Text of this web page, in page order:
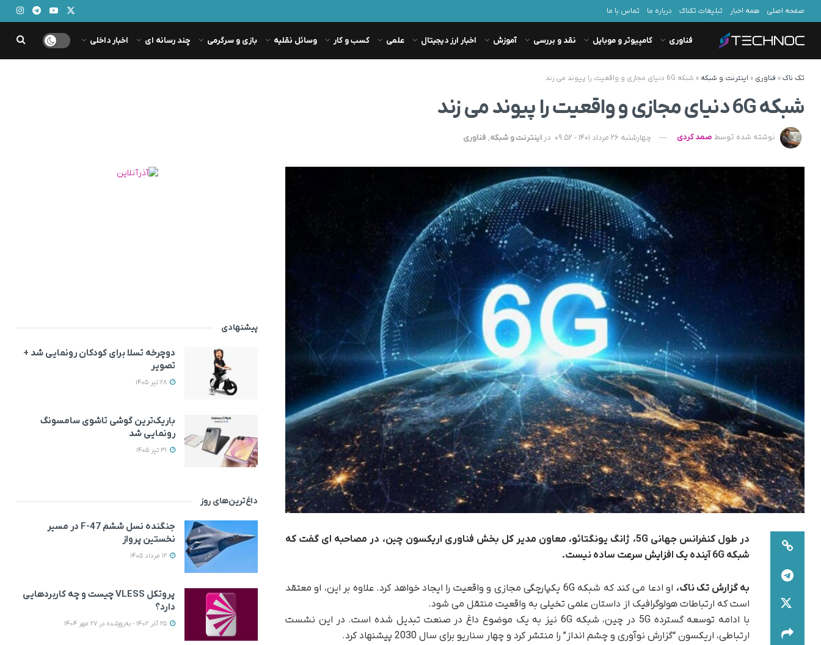
صفحه اصلی همه اخبار تبلیغات تکناک درباره ما تماس با ما
فناوری کامپیوتر و موبایل نقد و بررسی آموزش اخبار ارز دیجیتال علمی کسب و کار وسائل نقلیه بازی و سرگرمی چند رسانه ای اخبار داخلی
تک ناک» فناوری » اینترنت و شبکه » شبکه 6G دنیای مجازی و واقعیت را پیوند می زند
شبکه 6G دنیای مجازی و واقعیت را پیوند می زند
نوشته شده توسط صمد کردی چهارشنبه 26 مرداد 1401 - 09:52 در اینترنت و شبکه, فناوری
در طول کنفرانس جهانی 5G، ژانگ یونگتائو، معاون مدیر کل بخش فناوری اریکسون چین، در مصاحبه ای گفت که
شبکه 6G آینده یک افزایش سرعت ساده نیست.
به گزارش تک ناک،
او ادعا می کند که شبکه 6G یکپارچگی مجازی و واقعیت را ایجاد خواهد کرد. علاوه بر این، او معتقد
است که ارتباطات هولوگرافیک از داستان علمی تخیلی به واقعیت منتقل می شود.
با ادامه توسعه گسترده 5G در چین، شبکه 6G نیز به یک موضوع داغ در صنعت تبدیل شده است. در این نشست
ارتباطی، اریکسون “گزارش نوآوری و چشم انداز” را منتشر کرد و چهار سناریو برای سال 2030 پیشنهاد کرد.
پیشنهادی
دوچرخه تسلا برای کودکان رونمایی شد +
تصویر
باریک‌ترین گوشی تاشوی سامسونگ
رونمایی شد
داغ‌ترین‌های روز
جنگنده نسل ششم F-47 در مسیر
نخستین پرواز
پروتکل VLESS چیست و چه کاربردهایی
دارد؟